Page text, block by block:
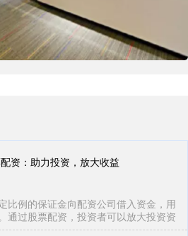
资：助力投资，放大收益
比例的保证金向配资公司借入资金，用
通过股票配资，投资者可以放大投资资